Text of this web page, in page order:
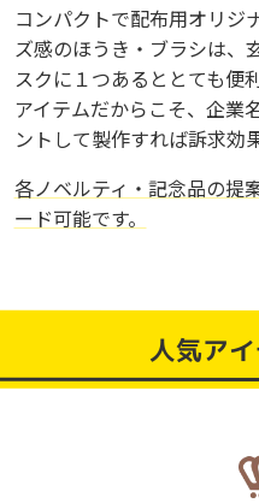
コンパクトで配布用オリジ
ズ感のほうき・ブラシは、
スクに１つあるととても便
アイテムだからこそ、企業
ントして製作すれば訴求効
各ノベルティ・記念品の提
ード可能です。
人気ア